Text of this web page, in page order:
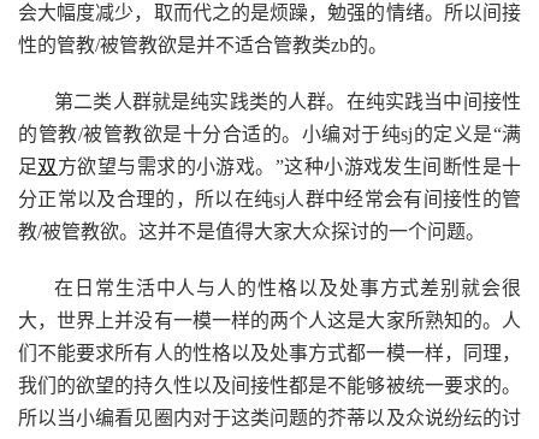
会大幅度减少，取而代之的是烦躁，勉强的情绪。所以间接
性的管教/被管教欲是并不适合管教类zb的。
第二类人群就是纯实践类的人群。在纯实践当中间接性
的管教/被管教欲是十分合适的。小编对于纯sj的定义是“满
足双方欲望与需求的小游戏。”这种小游戏发生间断性是十
分正常以及合理的，所以在纯sj人群中经常会有间接性的管
教/被管教欲。这并不是值得大家大众探讨的一个问题。
在日常生活中人与人的性格以及处事方式差别就会很
大，世界上并没有一模一样的两个人这是大家所熟知的。人
们不能要求所有人的性格以及处事方式都一模一样，同理，
我们的欲望的持久性以及间接性都是不能够被统一要求的。
所以当小编看见圈内对于这类问题的芥蒂以及众说纷纭的讨